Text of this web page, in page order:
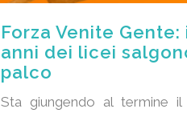
Forza Venite Gente:
anni dei licei
palco
Sta giungendo al termine